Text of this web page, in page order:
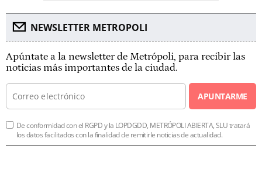
NEWSLETTER METROPOLI
Apúntate a la newsletter de Metrópoli, para recibir las
noticias más importantes de la ciudad.
APUNTARME
De conformidad con el RGPD y la LOPDGDD, METRÓPOLI ABIERTA, SLU tratará
los datos facilitados con la finalidad de remitirle noticias de actualidad.